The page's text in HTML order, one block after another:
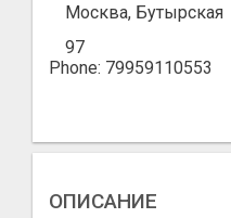
Москва, Бутырская
97
Phone: 79959110553
ОПИСАНИЕ